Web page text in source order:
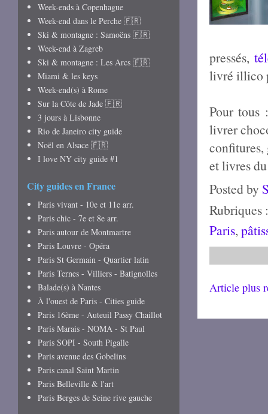
pressés,
livré illico
Pour
livrer
confitures,
et livres
Posted by
Rubriques
Paris,
Article plus
Week-ends à Copenhague
Week-end dans le Perche 🇫🇷
Ski & montagne : Samoëns 🇫🇷
Week-end à Zagreb
Ski & montagne : Les Arcs 🇫🇷
Miami & les keys
Week-end(s) à Rome
Sur la Côte de Jade 🇫🇷
3 jours à Lisbonne
Rio de Janeiro city guide
Noël en Alsace 🇫🇷
I love NY city guide #1
City guides en France
Paris vivant - 10e et 11e arr.
Paris chic - 7e et 8e arr.
Paris autour de Montmartre
Paris Louvre - Opéra
Paris St Germain - Quartier latin
Paris Ternes - Villiers - Batignolles
Balade(s) à Nantes
À l'ouest de Paris - Cities guide
Paris 16ème - Auteuil Passy Chaillot
Paris Marais - NOMA - St Paul
Paris SOPI - South Pigalle
Paris avenue des Gobelins
Paris canal Saint Martin
Paris Belleville & l'art
Paris Berges de Seine rive gauche